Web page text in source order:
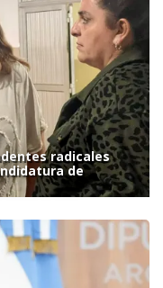
radicales
de